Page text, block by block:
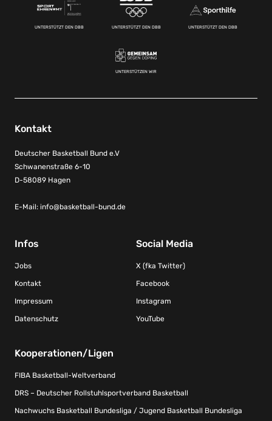
UNTERSTÜTZT DEN DBB UNTERSTÜTZT DEN DBB UNTERSTÜTZT DEN DBB
UNTERSTÜTZEN WIR
Kontakt
Deutscher Basketball Bund e.V
Schwanenstraße 6-10
D-58089 Hagen
E-Mail: info@basketball-bund.de
Infos
Jobs
Kontakt
Impressum
Datenschutz
Social Media
X (fka Twitter)
Facebook
Instagram
YouTube
Kooperationen/Ligen
FIBA Basketball-Weltverband
DRS – Deutscher Rollstuhlsportverband Basketball
Nachwuchs Basketball Bundesliga / Jugend Basketball Bundesliga